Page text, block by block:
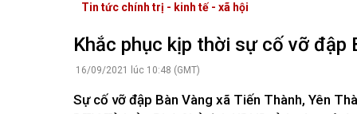
Tài liệu giám sát, khảo sát
Tài liệu
CỬ TRI QUAN TÂM
GÓP Ý
Tin tức chính trị - kinh tế - xã hội
Khắc phục kịp thời sự cố vỡ đập
16/09/2021 lúc 10:48 (GMT)
Sự cố vỡ đập Bàn Vàng xã Tiến Thành, Yên